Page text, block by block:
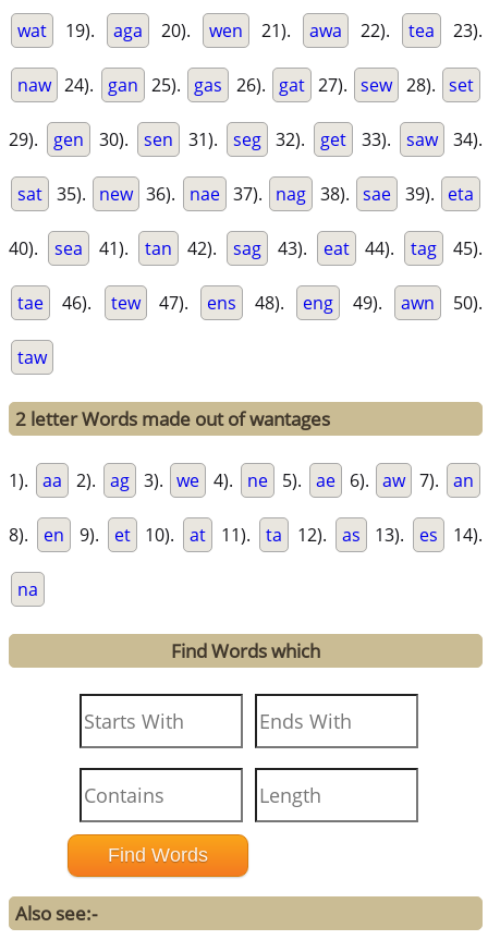
wat 19). aga 20). wen 21). awa 22). tea 23).
naw 24). gan 25). gas 26). gat 27). sew 28). set
29). gen 30). sen 31). seg 32). get 33). saw 34).
sat 35). new 36). nae 37). nag 38). sae 39). eta
40). sea 41). tan 42). sag 43). eat 44). tag 45).
tae 46). tew 47). ens 48). eng 49). awn 50).
taw
2 letter Words made out of wantages
1). aa 2). ag 3). we 4). ne 5). ae 6). aw 7). an
8). en 9). et 10). at 11). ta 12). as 13). es 14).
na
Find Words which
Also see:-